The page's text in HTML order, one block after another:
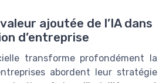
ajoutée de l’IA dans
d’entreprise
transforme profondément la
abordent leur stratégie